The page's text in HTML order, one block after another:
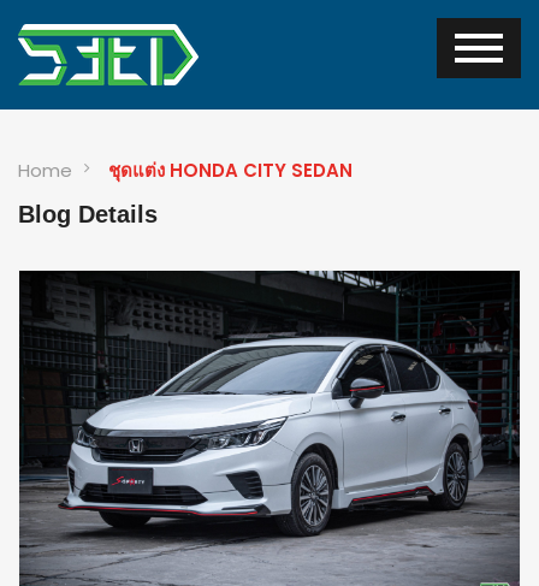
Home ชุดแต่ง HONDA CITY SEDAN
Blog Details